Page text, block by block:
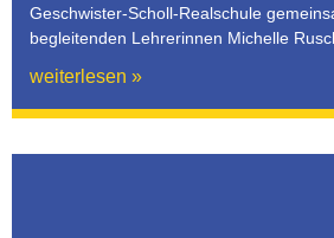
Geschwister-Scholl-Realschule
begleitenden Lehrerinnen Michelle
weiterlesen »